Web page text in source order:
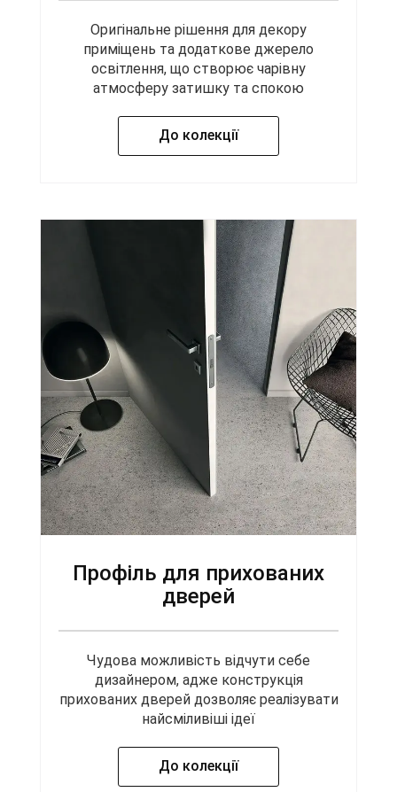
Оригінальне рішення для декору
приміщень та додаткове джерело
освітлення, що створює чарівну
атмосферу затишку та спокою
До колекції
Профіль для прихованих
дверей
Чудова можливість відчути себе
дизайнером, адже конструкція
прихованих дверей дозволяє реалізувати
найсміливіші ідеї
До колекції